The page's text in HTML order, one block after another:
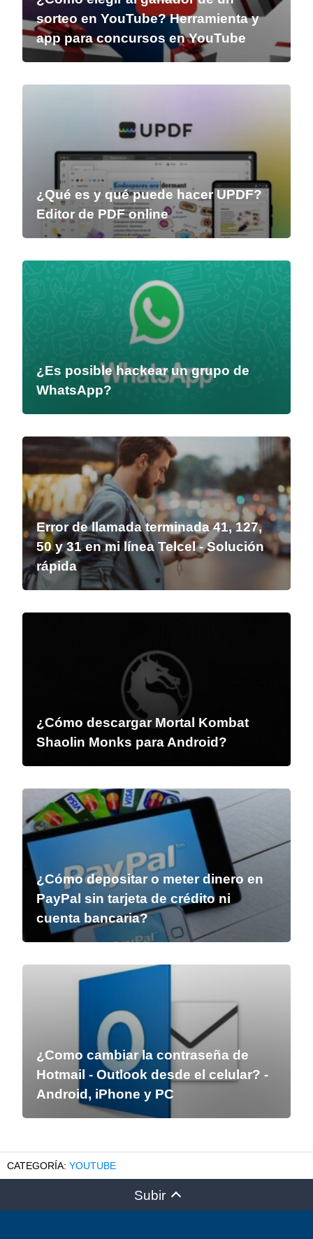
sorteo en YouTube? Herramienta y
app para concursos en YouTube
¿Qué es y qué puede hacer UPDF?
Editor de PDF online
¿Es posible hackear un grupo de
WhatsApp?
Error de llamada terminada 41, 127,
50 y 31 en mi línea Telcel - Solución
rápida
¿Cómo descargar Mortal Kombat
Shaolin Monks para Android?
¿Cómo depositar o meter dinero en
PayPal sin tarjeta de crédito ni
cuenta bancaria?
¿Como cambiar la contraseña de
Hotmail - Outlook desde el celular? -
Android, iPhone y PC
YOUTUBE
Subir